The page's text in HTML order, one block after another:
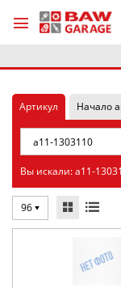
Артикул Начало
Вы искали: a11-
96